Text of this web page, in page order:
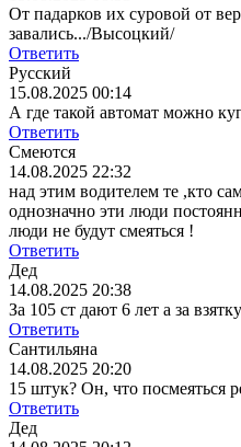
От падарков их суровой от
завались.../Высоцкий/
Ответить
Русский
15.08.2025 00:14
А где такой автомат можно
Ответить
Смеются
14.08.2025 22:32
над этим водителем те ,кто
однозначно эти люди
люди не будут смеяться !
Ответить
Дед
14.08.2025 20:38
За 105 ст дают 6 лет а за
Ответить
Сантильяна
14.08.2025 20:20
15 штук? Он, что посмеяться
Ответить
Дед